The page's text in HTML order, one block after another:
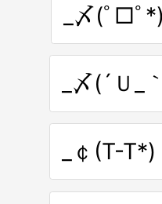
_〆(ﾟ□ﾟ*)
_〆(´Ｕ_
_￠(T-T*)